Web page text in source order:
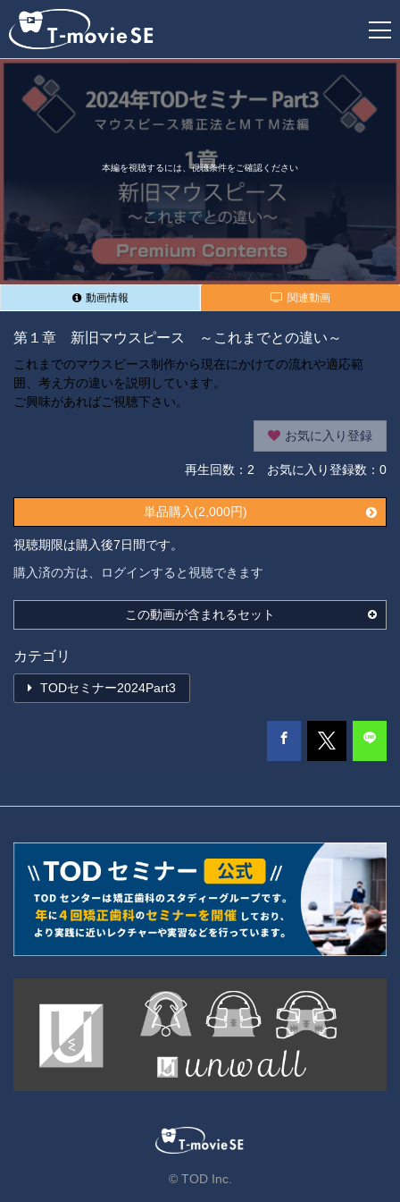
本編を視聴するには、視聴条件をご確認ください
動画情報 関連動画
第１章 新旧マウスピース ～これまでとの違い～
これまでのマウスピース制作から現在にかけての流れや適応範
囲、考え方の違いを説明しています。
ご興味があればご視聴下さい。
お気に入り登録
再生回数： 2 お気に入り登録数：0
単品購入(2,000円)
視聴期限は購入後7日間です。
購入済の方は、ログインすると視聴できます
この動画が含まれるセット
カテゴリ
TODセミナー2024Part3
© TOD Inc.